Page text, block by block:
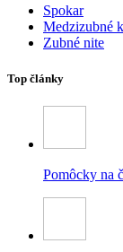
Spokar
Medzizubné
Zubné nite
Top články
Pomôcky na